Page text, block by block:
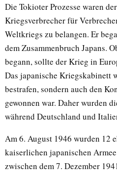
Die Tokioter Prozesse waren
Kriegsverbrecher für
Weltkriegs zu belangen. Er
dem Zusammenbruch Japans.
begann, sollte der Krieg in
Das japanische Kriegskabinett
bestrafen, sondern auch den
gewonnen war. Daher wurden
während Deutschland und
Am 6. August 1946 wurden 12
kaiserlichen japanischen
zwischen dem 7. Dezember